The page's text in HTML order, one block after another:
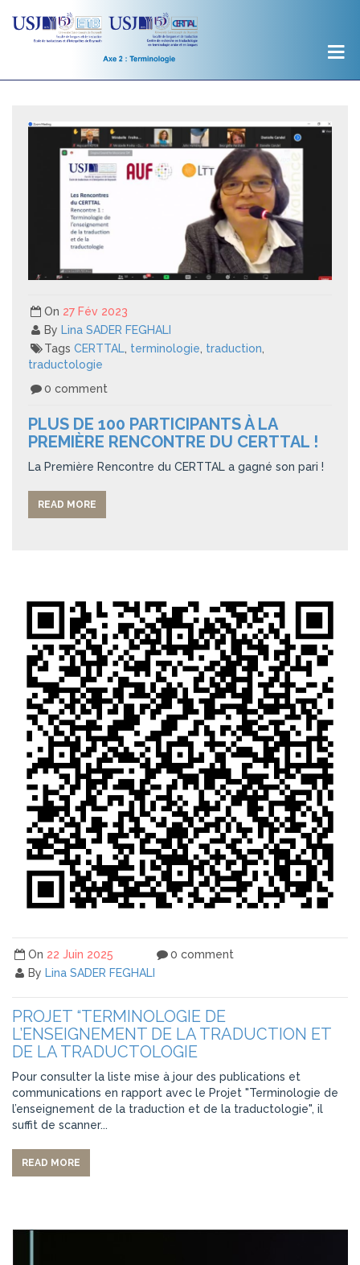
On 27 Fév 2023
By Lina SADER FEGHALI
Tags CERTTAL terminologie traduction
traductologie
0 comment
PLUS DE 100 PARTICIPANTS À LA
PREMIÈRE RENCONTRE DU CERTTAL !
La Première Rencontre du CERTTAL a gagné son pari !
READ MORE
On 22 Juin 2025
By Lina SADER FEGHALI
0 comment
PROJET “TERMINOLOGIE DE
L’ENSEIGNEMENT DE LA TRADUCTION ET
DE LA TRADUCTOLOGIE
Pour consulter la liste mise à jour des publications et
communications en rapport avec le Projet "Terminologie de
l’enseignement de la traduction et de la traductologie", il
suffit de scanner...
READ MORE